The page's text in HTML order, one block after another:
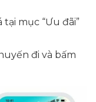
tại mục “Ưu đãi”
đi và bấm